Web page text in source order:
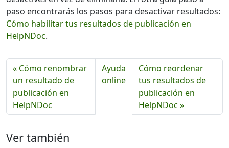
paso encontrarás los pasos para desactivar resultados:
Cómo habilitar tus resultados de publicación en
HelpNDoc.
« Cómo renombrar
un resultado de
publicación en
HelpNDoc
Ayuda
online
Cómo reordenar
tus resultados de
publicación en
HelpNDoc »
Ver también